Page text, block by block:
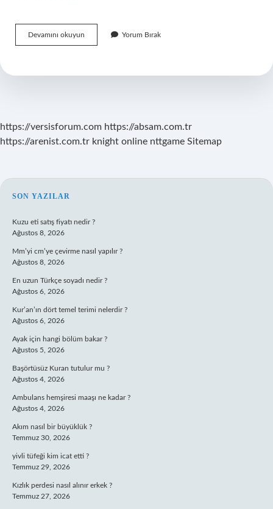
Devamını okuyun
Ne
Yorum Bırak
https://versisforum.com https://absam.com.tr
https://arenist.com.tr knight online nttgame Sitemap
SIDEBAR
SON YAZILAR
Kuzu eti satış fiyatı nedir ?
Ağustos 8, 2026
Mm’yi cm’ye çevirme nasıl yapılır ?
Ağustos 8, 2026
En uzun Türkçe soyadı nedir ?
Ağustos 6, 2026
Kur’an’ın dört temel terimi nelerdir ?
Ağustos 6, 2026
Ayak için hangi bölüm bakar ?
Ağustos 5, 2026
Başörtüsüz Kuran tutulur mu ?
Ağustos 4, 2026
Ambulans hemşiresi maaşı ne kadar ?
Ağustos 4, 2026
Akım nasıl bir büyüklük ?
Temmuz 30, 2026
yivli tüfeği kim icat etti ?
Temmuz 29, 2026
Kızlık perdesi nasıl alınır erkek ?
Temmuz 27, 2026